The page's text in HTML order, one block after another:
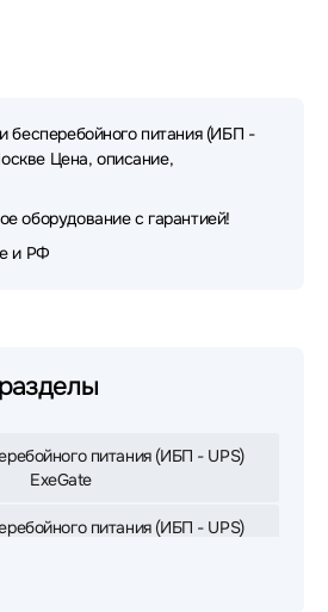
бесперебойного питания (ИБП -
Цена, описание,
оборудование с гарантией!
и РФ
питания (ИБП - UPS)
ExeGate
питания (ИБП - UPS)